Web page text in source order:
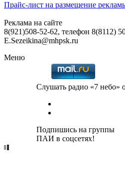
Прайс-лист на размещение
Реклама на сайте
8(921)508-52-62, телефон 8(8112)
E.Sezeikina@mhpsk.ru
Меню
Слушать радио «7 небо»
Подпишись на группы
ПАИ в соцсетях!